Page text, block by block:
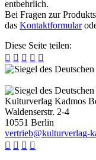
entbehrlich.
Bei Fragen zur
das Kontaktformular
Diese Seite teilen:
    
Kulturverlag Kadmos
Waldenserstr. 2-4
10551 Berlin
vertrieb@kulturverlag-k
   